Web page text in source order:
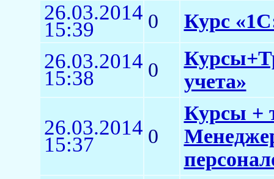
26.03.2014
15:39 0 Курс
26.03.2014
15:38 0
учета»
26.03.2014
15:37 0
Курсы +